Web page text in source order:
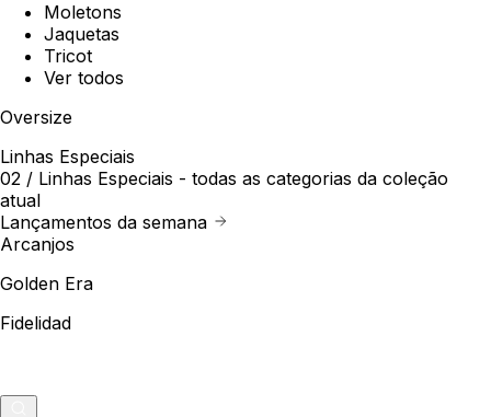
Moletons
Jaquetas
Tricot
Ver todos
Oversize
Linhas Especiais
02 / Linhas Especiais - todas as categorias da coleção
atual
Lançamentos da semana
Arcanjos
Golden Era
Fidelidad